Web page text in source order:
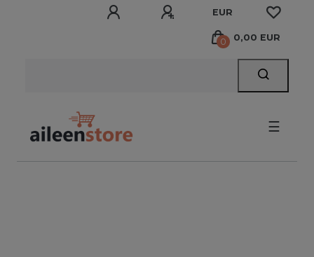
EUR
0 0,00 EUR
☰